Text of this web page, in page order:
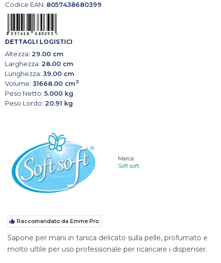
Codice EAN: 8057438680399
DETTAGLI LOGISTICI
Altezza: 29.00 cm
Larghezza: 28.00 cm
Lunghezza: 39.00 cm
Volume: 31668.00 cm3
Peso Netto: 5.000 kg
Peso Lordo: 20.91 kg
Marca:
Soft soft
Raccomandato da Emme Pro
Sapone per mani in tanica delicato sulla pelle, profumato e
molto ultile per uso professionale per ricaricare i dispenser.